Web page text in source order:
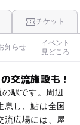
チケット
知らせ
イベント
見どころ
交流施設も！
駅です。周辺
息し、鮎は全国
流広場には、屋